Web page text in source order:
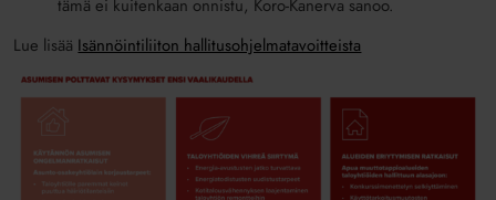
tämä ei kuitenkaan onnistu, Koro-Kanerva sanoo.
Lue lisää Isännöintiliiton hallitusohjelmatavoitteista